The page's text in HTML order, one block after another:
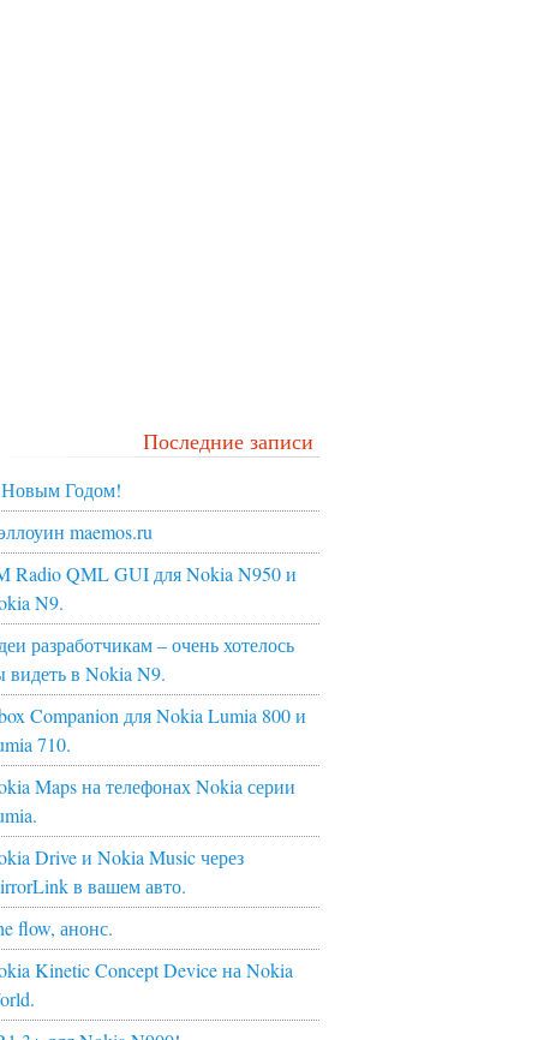
Последние записи
Годом!
maemos.ru
Radio QML GUI для Nokia N950 и
N9.
разработчикам – очень хотелось
видеть в Nokia N9.
Companion для Nokia Lumia 800 и
710.
Maps на телефонах Nokia серии
Drive и Nokia Music через
в вашем авто.
flow, анонс.
Kinetic Concept Device на Nokia